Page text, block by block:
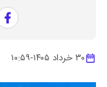
۳۰ خرداد ۱۴۰۵ -۱۰:۵۹